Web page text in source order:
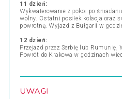
11 dzień:
Wykwaterowanie z pokoi po
wolny. Ostatni posiłek kolacja oraz
powrotną. Wyjazd z Bułgarii w
12 dzień:
Przejazd przez Serbię lub Rumunię,
Powrót do Krakowa w godzinach
UWAGI